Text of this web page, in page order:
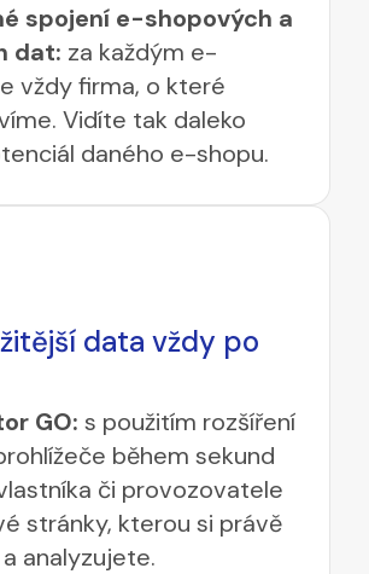
spojení e-shopových a
dat: za každým e-
vždy firma, o které
Vidíte tak daleko
daného e-shopu.
data vždy po
GO: s použitím rozšíření
během sekund
či provozovatele
stránky, kterou si právě
analyzujete.